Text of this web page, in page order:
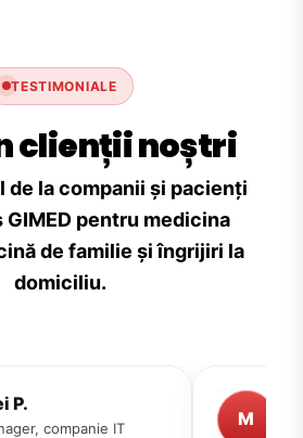
TESTIMONIALE
clienții noștri
de la companii și pacienți
GIMED pentru medicina
de familie și îngrijiri la
domiciliu.
P.
companie IT M